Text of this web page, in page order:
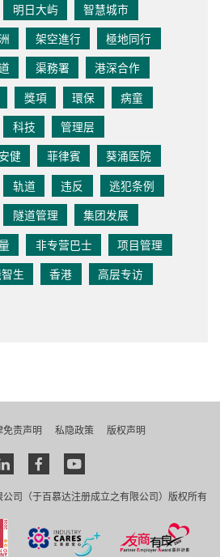
明日大屿
智慧城市
架空進行
極地同行
渠務署
港深合作
獎項 環保
病童
科技
管理层
健 菲律賓
葵涌医院
轨道 违反
逃犯条例
隧道管理
集团发展
非专营巴士
项目管理
生 香港
高层专访
免责声明 私隐政策 版权声明
Linkedinfacebookyoutube
司（于百慕达注册成立之有限公司）版权所有